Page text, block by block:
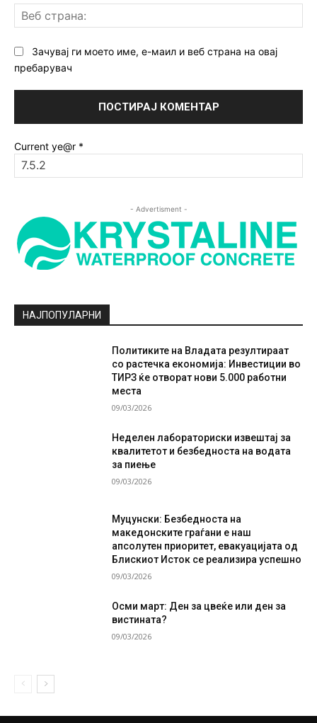
Зачувај ги моето име, е-маил и веб страна на овај
пребарувач
Current ye@r *
- Advertisment -
НАЈПОПУЛАРНИ
Политиките на Владата резултираат
со растечка економија: Инвестиции во
ТИРЗ ќе отворат нови 5.000 работни
места
09/03/2026
Неделен лабораториски извештај за
квалитетот и безбедноста на водата
за пиење
09/03/2026
Муцунски: Безбедноста на
македонските граѓани е наш
апсолутен приоритет, евакуацијата од
Блискиот Исток се реализира успешно
09/03/2026
Осми март: Ден за цвеќе или ден за
вистината?
09/03/2026